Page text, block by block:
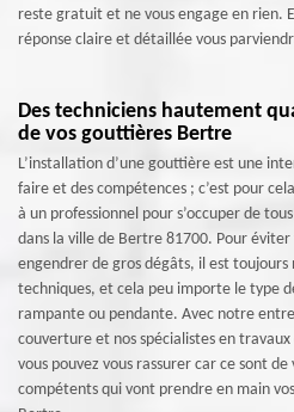
reste gratuit et ne vous engage en rien.
réponse claire et détaillée vous
Des techniciens hautement
de vos gouttières Bertre
L’installation d’une gouttière est une
faire et des compétences ; c’est pour
à un professionnel pour s’occuper de
dans la ville de Bertre 81700. Pour
engendrer de gros dégâts, il est toujours
techniques, et cela peu importe le type
rampante ou pendante. Avec notre
couverture et nos spécialistes en
vous pouvez vous rassurer car ce sont
compétents qui vont prendre en main